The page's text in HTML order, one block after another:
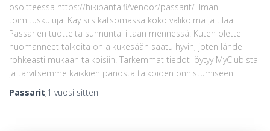
osoitteessa https://hikipanta.fi/vendor/passarit/ ilman
toimituskuluja! Käy siis katsomassa koko valikoima ja tilaa
Passarien tuotteita sunnuntai iltaan mennessä! Kuten olette
huomanneet talkoita on alkukesään saatu hyvin, joten lähde
rohkeasti mukaan talkoisiin. Tarkemmat tiedot löytyy MyClubista
ja tarvitsemme kaikkien panosta talkoiden onnistumiseen.
Passarit,1 vuosi sitten